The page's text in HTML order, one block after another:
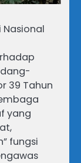
Nasional
39 Tahun
yang
fungsi